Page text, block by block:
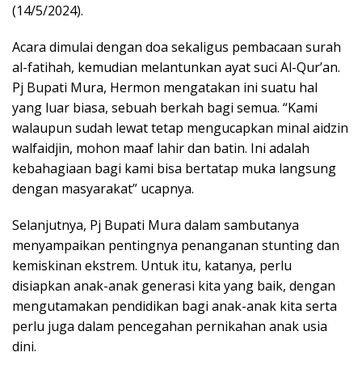
(14/5/2024).
Acara dimulai dengan doa sekaligus pembacaan surah
al-fatihah, kemudian melantunkan ayat suci Al-Qur’an.
Pj Bupati Mura, Hermon mengatakan ini suatu hal
yang luar biasa, sebuah berkah bagi semua. “Kami
walaupun sudah lewat tetap mengucapkan minal aidzin
walfaidjin, mohon maaf lahir dan batin. Ini adalah
kebahagiaan bagi kami bisa bertatap muka langsung
dengan masyarakat” ucapnya.
Selanjutnya, Pj Bupati Mura dalam sambutanya
menyampaikan pentingnya penanganan stunting dan
kemiskinan ekstrem. Untuk itu, katanya, perlu
disiapkan anak-anak generasi kita yang baik, dengan
mengutamakan pendidikan bagi anak-anak kita serta
perlu juga dalam pencegahan pernikahan anak usia
dini.